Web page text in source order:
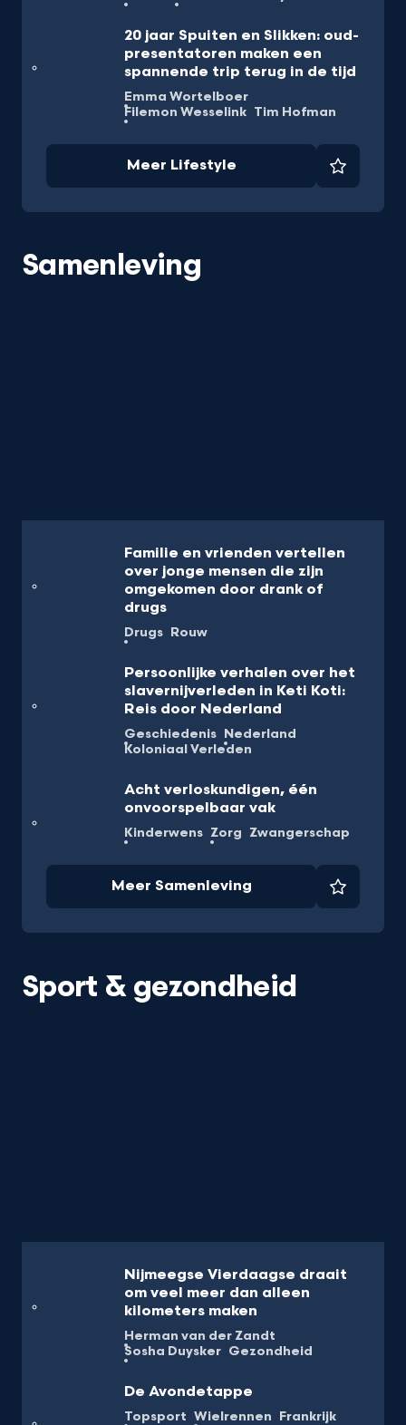
20 jaar Spuiten en Slikken: oud-
presentatoren maken een
spannende trip terug in de tijd
Emma Wortelboer
Filemon Wesselink Tim Hofman
Meer Lifestyle Favoriet
Samenleving
Familie en vrienden vertellen
over jonge mensen die zijn
omgekomen door drank of
drugs
Drugs Rouw
Persoonlijke verhalen over het
slavernijverleden in Keti Koti:
Reis door Nederland
Geschiedenis Nederland
Koloniaal Verleden
Acht verloskundigen, één
onvoorspelbaar vak
Kinderwens Zorg Zwangerschap
Meer Samenleving Favoriet
Sport & gezondheid
Nijmeegse Vierdaagse draait
om veel meer dan alleen
kilometers maken
Herman van der Zandt
Sosha Duysker Gezondheid
De Avondetappe
Topsport Wielrennen Frankrijk